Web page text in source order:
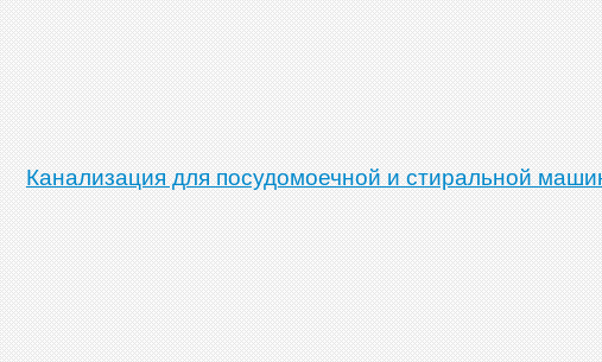
Канализация для посудомоечной и стиральной